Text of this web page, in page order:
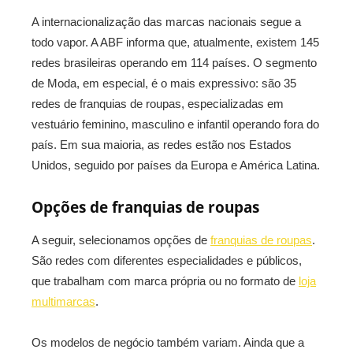
A internacionalização das marcas nacionais segue a
todo vapor. A ABF informa que, atualmente, existem 145
redes brasileiras operando em 114 países. O segmento
de Moda, em especial, é o mais expressivo: são 35
redes de franquias de roupas, especializadas em
vestuário feminino, masculino e infantil operando fora do
país. Em sua maioria, as redes estão nos Estados
Unidos, seguido por países da Europa e América Latina.
Opções de franquias de roupas
A seguir, selecionamos opções de franquias de roupas.
São redes com diferentes especialidades e públicos,
que trabalham com marca própria ou no formato de loja
multimarcas.
Os modelos de negócio também variam. Ainda que a